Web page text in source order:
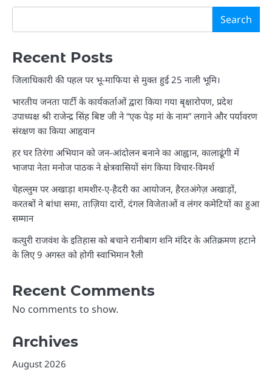
Search
Recent Posts
जिलाधिकारी की पहल पर भू-माफिया से मुक्त हुई 25 नाली भूमि।
भारतीय जनता पार्टी के कार्यकर्ताओं द्वारा किया गया बृक्षारोपण, प्रदेश
उपाध्यक्ष श्री राजेन्द्र सिंह बिष्ट जी ने “एक पेड़ मां के नाम” लगाने और पर्यावरण
संरक्षण का किया आहृवान
हर घर तिरंगा अभियान को जन-आंदोलन बनाने का आह्वान, कालाढूंगी में
भाजपा नेता मनोज पाठक ने क्षेत्रवासियों संग किया विचार-विमर्श
चेहल्लुम पर अखाड़ा शमशीर-ए-हैदरी का आयोजन, हैरतअंगेज़ अखाड़ों,
करतबों ने बांधा समा, ताज़िया दारों, दंगल विजेताओं व लंगर कमेटियों का हुआ
सम्मान
कत्युरी राजवंश के इतिहास को बचाने रानीबाग शनि मंदिर के अतिक्रमण हटाने
के लिए 9 अगस्त को होगी स्वाभिमान रैली
Recent Comments
No comments to show.
Archives
August 2026